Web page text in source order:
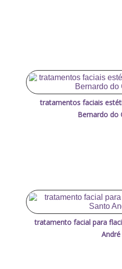
tratamentos faciais
Bernardo do
tratamento facial para
André